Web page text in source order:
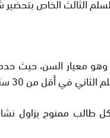
وهو معيار السن، حيث
ممنوح يزاول